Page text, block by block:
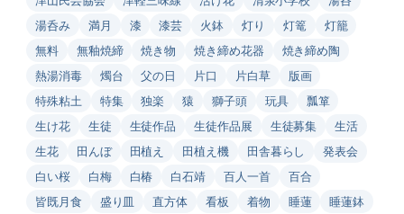
湯呑み
満月 漆 漆芸 火鉢 灯り 灯篭
灯籠
無料
無釉焼締 焼き物 焼き締め花器
焼き締め陶
熱湯消毒
燭台 父の日 片口 片白草
版画
特殊粘土
特集 独楽 猿 獅子頭 玩具
瓢箪
生け花
生徒 生徒作品 生徒作品展 生徒募集
生活
生花
田んぼ 田植え 田植え機 田舎暮らし
発表会
白い桜
白梅 白椿 白石靖 百人一首
百合
皆既月食
盛り皿 直方体 看板 着物 睡蓮
睡蓮鉢